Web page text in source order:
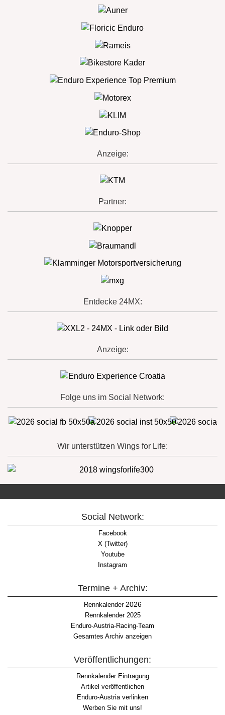
Anzeige:
Partner:
Entdecke 24MX:
Anzeige:
Folge uns im Social Network:
Wir unterstützen Wings for Life:
Social Network:
Facebook
X (Twitter)
Youtube
Instagram
Termine + Archiv:
Rennkalender2026
Rennkalender 2025
Enduro-Austria-Racing-Team
Gesamtes Archiv anzeigen
Veröffentlichungen:
Rennkalender Eintragung
Artikel veröffentlichen
Enduro-Austria verlinken
Werben Sie mit uns!